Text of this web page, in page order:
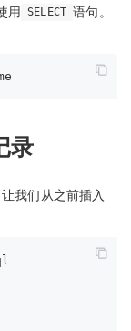
用 SELECT 语句。
录
我们从之前插入